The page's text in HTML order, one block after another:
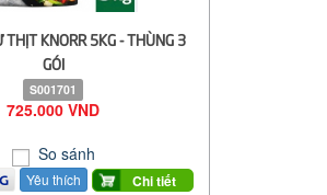
THỊT KNORR 5KG - THÙNG 3
GÓI
S001701
725.000 VND
So sánh
Yêu thích Chi tiết